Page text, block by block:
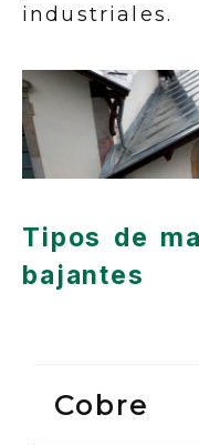
industriales.
Tipos de
bajantes
Cobre